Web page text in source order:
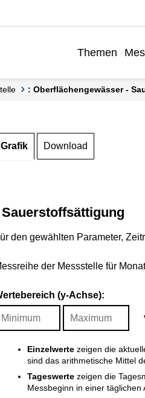
Themen
: Oberflächengewässer -
Grafik Download
den gewählten Parameter,
der Messstelle für
(y-Achse):
Einzelwertezeigen die
sind das arithmetische Mittel
Tageswertezeigen die
Messbeginn in einer täglichen